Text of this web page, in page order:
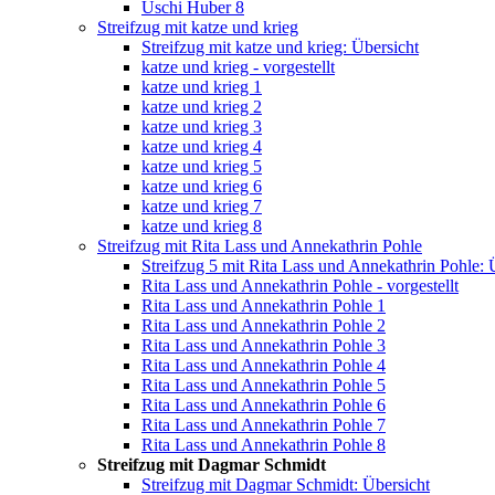
Uschi Huber 8
Streifzug mit katze und krieg
Streifzug mit katze und krieg: Übersicht
katze und krieg - vorgestellt
katze und krieg 1
katze und krieg 2
katze und krieg 3
katze und krieg 4
katze und krieg 5
katze und krieg 6
katze und krieg 7
katze und krieg 8
Streifzug mit Rita Lass und Annekathrin Pohle
Streifzug 5 mit Rita Lass und Annekathrin Pohle:
Rita Lass und Annekathrin Pohle - vorgestellt
Rita Lass und Annekathrin Pohle 1
Rita Lass und Annekathrin Pohle 2
Rita Lass und Annekathrin Pohle 3
Rita Lass und Annekathrin Pohle 4
Rita Lass und Annekathrin Pohle 5
Rita Lass und Annekathrin Pohle 6
Rita Lass und Annekathrin Pohle 7
Rita Lass und Annekathrin Pohle 8
Streifzug mit Dagmar Schmidt
Streifzug mit Dagmar Schmidt: Übersicht